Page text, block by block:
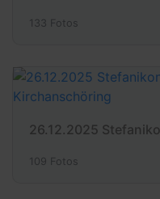
133 Fotos
109 Fotos